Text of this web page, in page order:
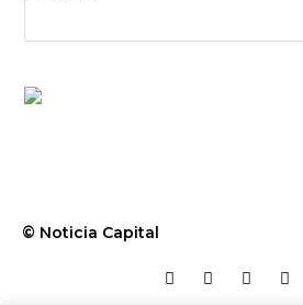
© Noticia Capital